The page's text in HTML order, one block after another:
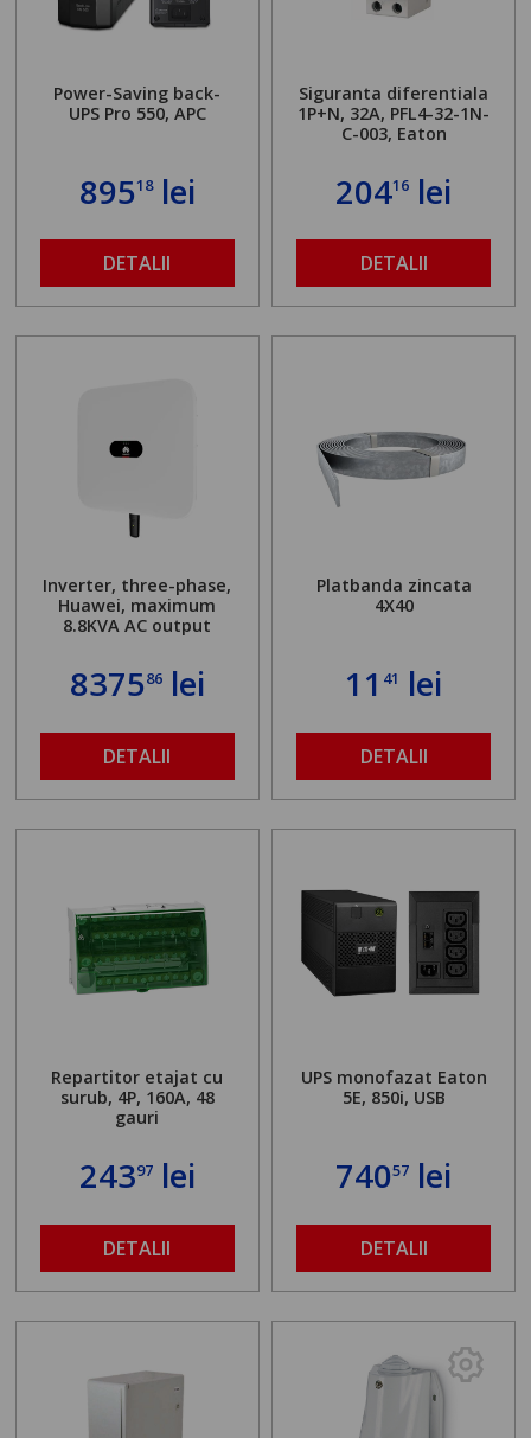
Power-Saving back-
UPS Pro 550, APC
89518lei
DETALII
Siguranta diferentiala
1P+N, 32A, PFL4-32-1N-
C-003, Eaton
20416 lei
DETALII
Inverter, three-phase,
Huawei, maximum
8.8KVA AC output
837586lei
DETALII
Platbanda zincata
4X40
11 41 lei
DETALII
Repartitor etajat cu
surub, 4P, 160A, 48
gauri
24397lei
DETALII
UPS monofazat Eaton
5E, 850i, USB
74057 lei
DETALII